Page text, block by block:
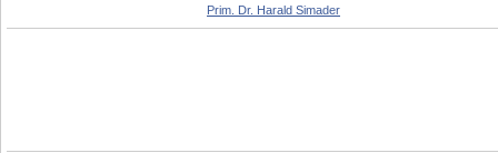
Prim. Dr. Harald Simader